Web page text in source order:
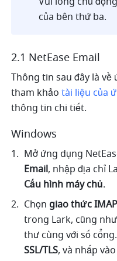
của bên thứ ba.
2.1 NetEase Email
Thông tin sau đây là về
tham khảo tài liệu của
thông tin chi tiết.
Windows
Mở ứng dụng
Email
Cấu hình máy chủ.
Chọn giao thức IMAP
trong Lark, cũng
thư cùng với số
SSL/TLS, và nhấp